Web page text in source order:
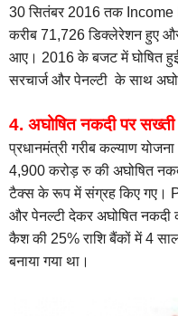
30 सितंबर 2016 तक
करीब 71,726 डिक्लेरेशन हुए
आए। 2016 के बजट में घोषित
सरचार्ज और पेनल्टी के साथ
4. अघोषित नकदी पर
प्रधानमंत्री गरीब कल्याण
4,900 करोड़ रु की अघोषित
टैक्स के रूप में संग्रह किए गए।
और पेनल्टी देकर अघोषित नकदी
कैश की 25% राशि बैंकों में 4
बनाया गया था।